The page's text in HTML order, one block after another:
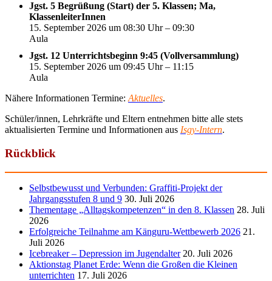
Jgst. 5 Begrüßung (Start) der 5. Klassen; Ma,
KlassenleiterInnen
15. September 2026 um 08:30 Uhr – 09:30
Aula
Jgst. 12 Unterrichtsbeginn 9:45 (Vollversammlung)
15. September 2026 um 09:45 Uhr – 11:15
Aula
Nähere Informationen Termine: Aktuelles.
Schüler/innen, Lehrkräfte und Eltern entnehmen bitte alle stets
aktualisierten Termine und Informationen aus Isgy-Intern.
Rückblick
Selbstbewusst und Verbunden: Graffiti-Projekt der
Jahrgangsstufen 8 und 9 30. Juli 2026
Thementage „Alltagskompetenzen“ in den 8. Klassen 28. Juli
2026
Erfolgreiche Teilnahme am Känguru-Wettbewerb 2026 21.
Juli 2026
Icebreaker – Depression im Jugendalter 20. Juli 2026
Aktionstag Planet Erde: Wenn die Großen die Kleinen
unterrichten 17. Juli 2026